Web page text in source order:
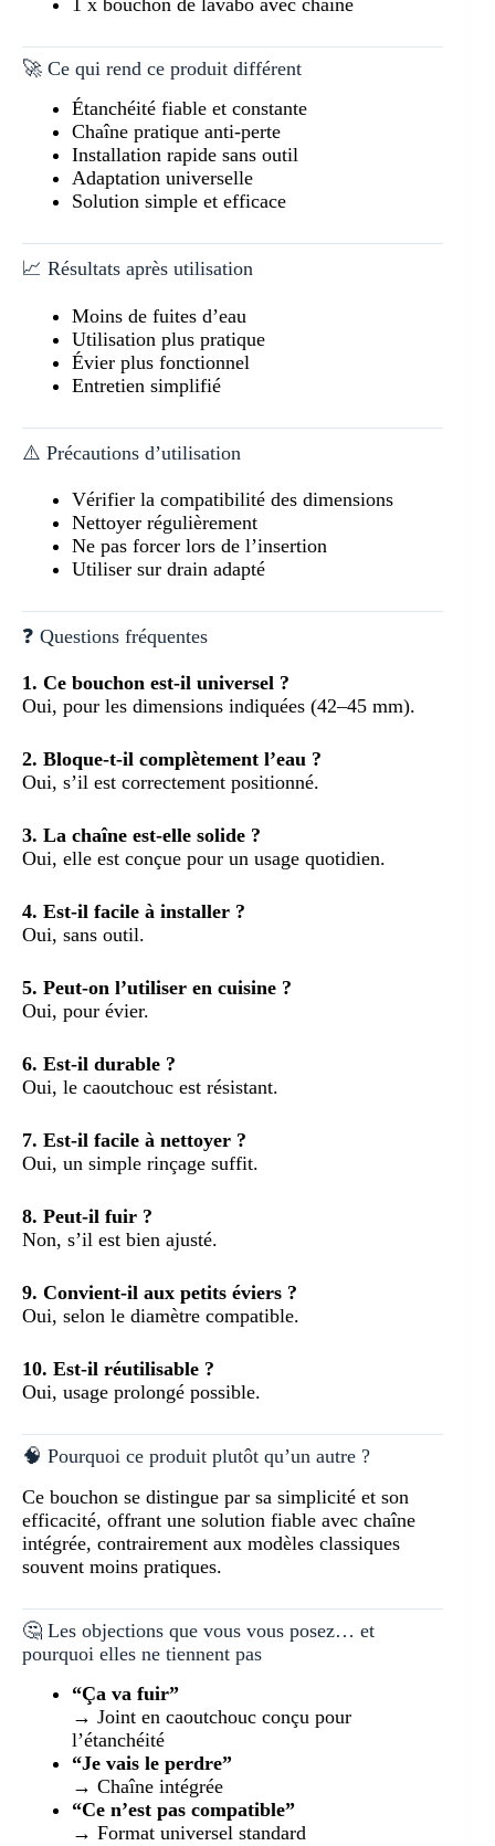
🚀 Ce qui rend ce produit différent
Étanchéité fiable et constante
Chaîne pratique anti-perte
Installation rapide sans outil
Adaptation universelle
Solution simple et efficace
📈 Résultats après utilisation
Moins de fuites d’eau
Utilisation plus pratique
Évier plus fonctionnel
Entretien simplifié
⚠️ Précautions d’utilisation
Vérifier la compatibilité des dimensions
Nettoyer régulièrement
Ne pas forcer lors de l’insertion
Utiliser sur drain adapté
❓ Questions fréquentes
1. Ce bouchon est-il universel ?
Oui, pour les dimensions indiquées (42–45 mm).
2. Bloque-t-il complètement l’eau ?
Oui, s’il est correctement positionné.
3. La chaîne est-elle solide ?
Oui, elle est conçue pour un usage quotidien.
4. Est-il facile à installer ?
Oui, sans outil.
5. Peut-on l’utiliser en cuisine ?
Oui, pour évier.
6. Est-il durable ?
Oui, le caoutchouc est résistant.
7. Est-il facile à nettoyer ?
Oui, un simple rinçage suffit.
8. Peut-il fuir ?
Non, s’il est bien ajusté.
9. Convient-il aux petits éviers ?
Oui, selon le diamètre compatible.
10. Est-il réutilisable ?
Oui, usage prolongé possible.
🧠 Pourquoi ce produit plutôt qu’un autre ?
Ce bouchon se distingue par sa simplicité et son
efficacité, offrant une solution fiable avec chaîne
intégrée, contrairement aux modèles classiques
souvent moins pratiques.
🤔 Les objections que vous vous posez… et
pourquoi elles ne tiennent pas
“Ça va fuir”
→ Joint en caoutchouc conçu pour
l’étanchéité
“Je vais le perdre”
→ Chaîne intégrée
“Ce n’est pas compatible”
→ Format universel standard